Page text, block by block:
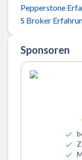
Pepperstone
S Broker
Sponsoren